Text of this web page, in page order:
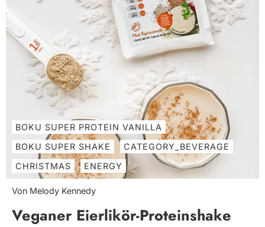
BOKU SUPER PROTEIN VANILLA
BOKU SUPER SHAKE
CATEGORY_BEVERAGE
CHRISTMAS
ENERGY
Von Melody Kennedy
Veganer Eierlikör-Proteinshake